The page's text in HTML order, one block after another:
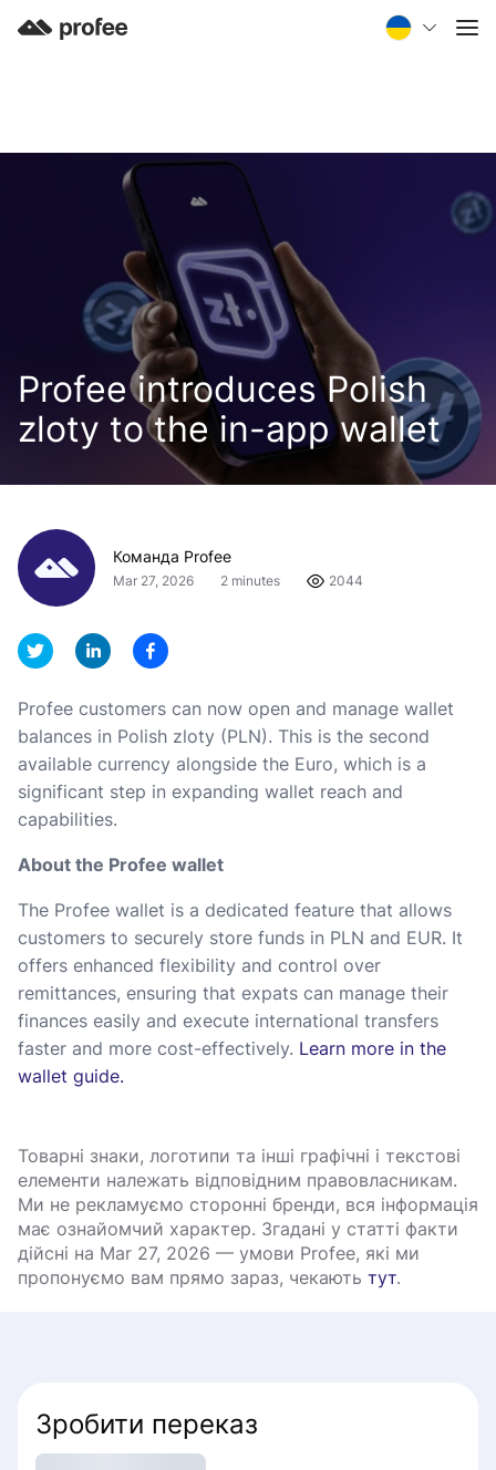
Profee introduces Polish
zloty to the in-app wallet
Команда Profee
Mar 27, 2026 2 minutes 2044
Profee customers can now open and manage wallet
balances in Polish zloty (PLN). This is the second
available currency alongside the Euro, which is a
significant step in expanding wallet reach and
capabilities.
About the Profee wallet
The Profee wallet is a dedicated feature that allows
customers to securely store funds in PLN and EUR. It
offers enhanced flexibility and control over
remittances, ensuring that expats can manage their
finances easily and execute international transfers
faster and more cost-effectively. Learn more in the
wallet guide.
Товарні знаки, логотипи та інші графічні і текстові
елементи належать відповідним правовласникам.
Ми не рекламуємо сторонні бренди, вся інформація
має ознайомчий характер. Згадані у статті факти
дійсні на Mar 27, 2026 — умови Profee, які ми
пропонуємо вам прямо зараз, чекають тут.
Зробити переказ